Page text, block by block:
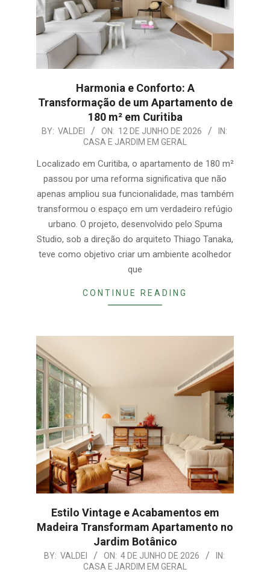
Harmonia e Conforto: A
Transformação de um Apartamento de
180 m² em Curitiba
2026-
12
BY: VALDEI ON: 12 DE JUNHO DE 2026
IN:
CASA E JARDIM EM GERAL
Localizado em Curitiba, o apartamento de 180 m²
passou por uma reforma significativa que não
apenas ampliou sua funcionalidade, mas também
transformou o espaço em um verdadeiro refúgio
urbano. O projeto, desenvolvido pelo Spuma
Studio, sob a direção do arquiteto Thiago Tanaka,
teve como objetivo criar um ambiente acolhedor
que
CONTINUE READING
Estilo Vintage e Acabamentos em
Madeira Transformam Apartamento no
Jardim Botânico
2026-
BY: VALDEI ON: 4 DE JUNHO DE 2026
IN:
CASA E JARDIM EM GERAL